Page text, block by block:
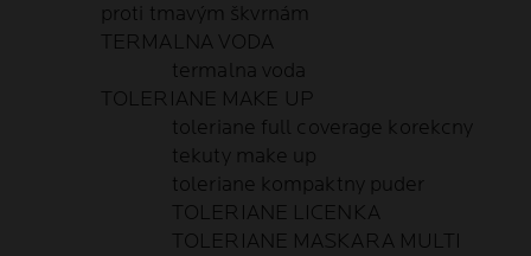
proti tmavým škvrnám
TERMALNA VODA
termalna voda
TOLERIANE MAKE UP
toleriane full coverage korekcny
tekuty make up
toleriane kompaktny puder
TOLERIANE LICENKA
TOLERIANE MASKARA MULTI